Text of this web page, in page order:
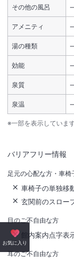
その他の風呂
アメニティ
湯の種類
効能
泉質
泉温
※一部を表示していま
バリアフリー情報
足元の心配な方・車椅
車椅子の単独移
玄関前のスロー
目のご不自由な方
館内案内点字表
耳のご不自由な方
お気に入り